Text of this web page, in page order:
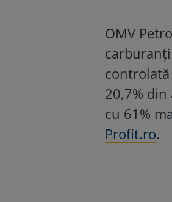
OMV
20,7%
cu 61%
Profit.ro.